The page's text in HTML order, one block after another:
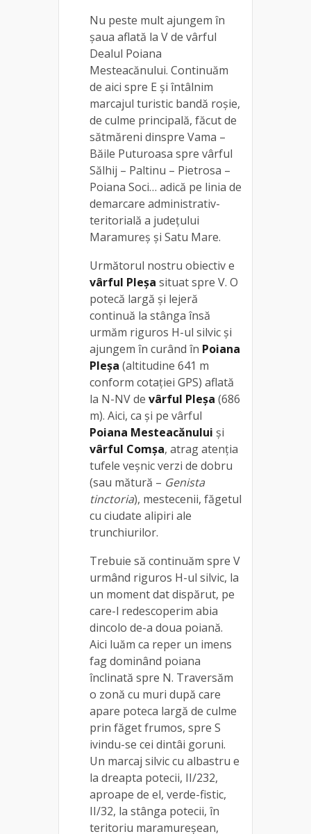
Nu peste mult ajungem în
şaua aflată la V de vârful
Dealul Poiana
Mesteacănului. Continuăm
de aici spre E și întâlnim
marcajul turistic bandă roşie,
de culme principală, făcut de
sătmăreni dinspre Vama –
Băile Puturoasa spre vârful
Sălhij – Paltinu – Pietrosa –
Poiana Soci… adică pe linia de
demarcare administrativ-
teritorială a județului
Maramureş şi Satu Mare.
Următorul nostru obiectiv e
vârful Pleşa situat spre V. O
potecă largă şi lejeră
continuă la stânga însă
urmăm riguros H-ul silvic și
ajungem în curând în Poiana
Pleşa (altitudine 641 m
conform cotaţiei GPS) aflată
la N-NV de vârful Pleşa (686
m). Aici, ca şi pe vârful
Poiana Mesteacănului şi
vârful Comşa, atrag atenţia
tufele veşnic verzi de dobru
(sau mătură – Genista
tinctoria), mestecenii, făgetul
cu ciudate alipiri ale
trunchiurilor.
Trebuie să continuăm spre V
urmând riguros H-ul silvic, la
un moment dat dispărut, pe
care-l redescoperim abia
dincolo de-a doua poiană.
Aici luăm ca reper un imens
fag dominând poiana
înclinată spre N. Traversăm
o zonă cu muri după care
apare poteca largă de culme
prin făget frumos, spre S
ivindu-se cei dintâi goruni.
Un marcaj silvic cu albastru e
la dreapta potecii, II/232,
aproape de el, verde-fistic,
II/32, la stânga potecii, în
teritoriu maramureşean,